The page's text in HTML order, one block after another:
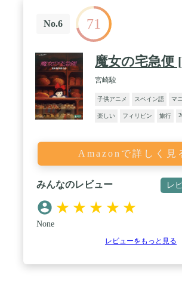
No.6 71
魔女の宅急便
宮崎駿
子供アニメ スペイン語 マ
楽しい フィリピン 旅行
Amazonで詳しく見
みんなのレビュー レ
★ ★ ★ ★ ★
None
レビューをもっと見る